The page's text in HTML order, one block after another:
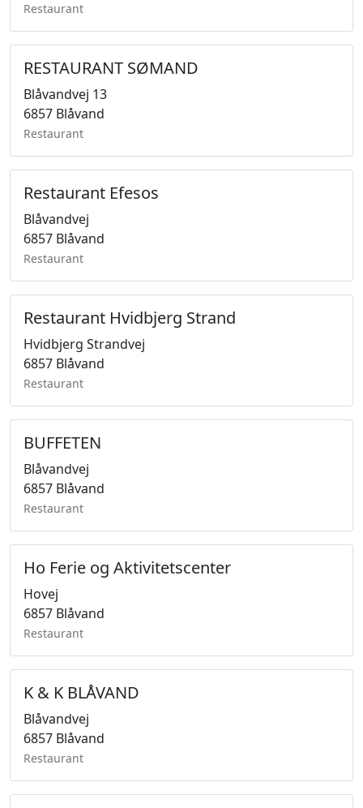
Restaurant
RESTAURANT SØMAND
Blåvandvej 13
6857 Blåvand
Restaurant
Restaurant Efesos
Blåvandvej
6857 Blåvand
Restaurant
Restaurant Hvidbjerg Strand
Hvidbjerg Strandvej
6857 Blåvand
Restaurant
BUFFETEN
Blåvandvej
6857 Blåvand
Restaurant
Ho Ferie og Aktivitetscenter
Hovej
6857 Blåvand
Restaurant
K & K BLÅVAND
Blåvandvej
6857 Blåvand
Restaurant